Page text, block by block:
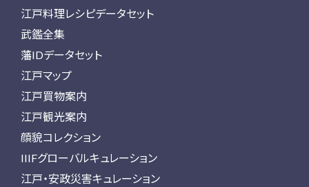
江戸料理レシピデータセット
武鑑全集
藩IDデータセット
江戸マップ
江戸買物案内
江戸観光案内
顔貌コレクション
IIIFグローバルキュレーション
江戸・安政災害キュレーション